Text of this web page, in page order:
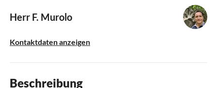
Herr F. Murolo
Kontaktdaten anzeigen
Beschreibung